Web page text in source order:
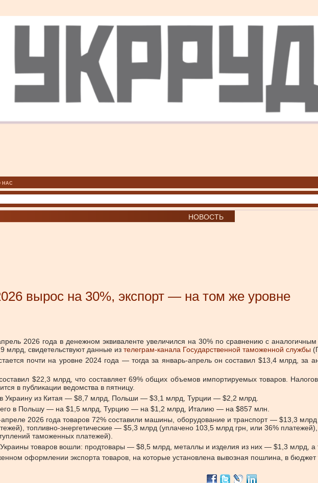
НАС
НОВОСТЬ
вырос на 30%, экспорт — на том же уровне
2026 года в денежном эквиваленте увеличился на 30% по сравнению с
свидетельствуют данные из телеграм-канала Государственной таможенной службы
почти на уровне 2024 года — тогда за январь-апрель он составил $13,4 млрд,
$22,3 млрд, что составляет 69% общих объемов импортируемых товаров.
в публикации ведомства в пятницу.
в Украину из Китая — $8,7 млрд, Польши — $3,1 млрд, Турции — $2,2 млрд.
в Польшу — на $1,5 млрд, Турцию — на $1,2 млрд, Италию — на $857 млн.
2026 года товаров 72% составили машины, оборудование и транспорт — $13,3
топливно-энергетические — $5,3 млрд (уплачено 103,5 млрд грн, или 36%
таможенных платежей).
Украины товаров вошли: продтовары — $8,5 млрд, металлы и изделия из них — $1,3 млрд,
оформлении экспорта товаров, на которые установлена вывозная пошлина, в